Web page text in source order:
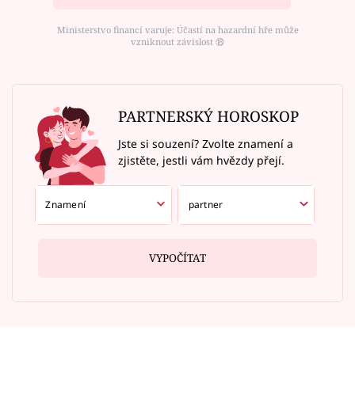
Ministerstvo financí varuje: Účastí na hazardní hře může
vzniknout závislost ⑱
PARTNERSKÝ HOROSKOP
Jste si souzení? Zvolte znamení a
zjistěte, jestli vám hvězdy přejí.
VYPOČÍTAT